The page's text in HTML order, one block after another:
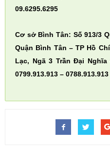
09.6295.6295
Cơ sở Bình Tân: Số 913/3
Quận Bình Tân – TP Hồ
Lạc, Ngã 3 Trần Đại
0799.913.913 – 0788.913.913